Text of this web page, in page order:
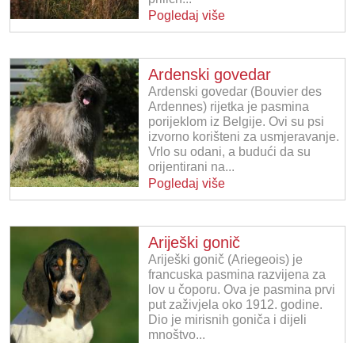
Pogledaj više
Ardenski govedar
Ardenski govedar (Bouvier des
Ardennes) rijetka je pasmina
porijeklom iz Belgije. Ovi su psi
izvorno korišteni za usmjeravanje.
Vrlo su odani, a budući da su
orijentirani na...
Pogledaj više
Ariješki gonič
Ariješki gonič (Ariegeois) je
francuska pasmina razvijena za
lov u čoporu. Ova je pasmina prvi
put zaživjela oko 1912. godine.
Dio je mirisnih goniča i dijeli
mnoštvo...